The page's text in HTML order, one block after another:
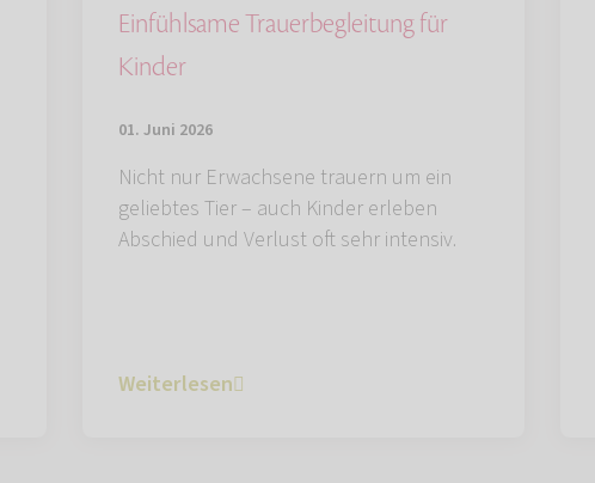
Einfühlsame Trauerbegleitung für
Kinder
01. Juni 2026
Nicht nur Erwachsene trauern um ein
geliebtes Tier – auch Kinder erleben
Abschied und Verlust oft sehr intensiv.
Weiterlesen